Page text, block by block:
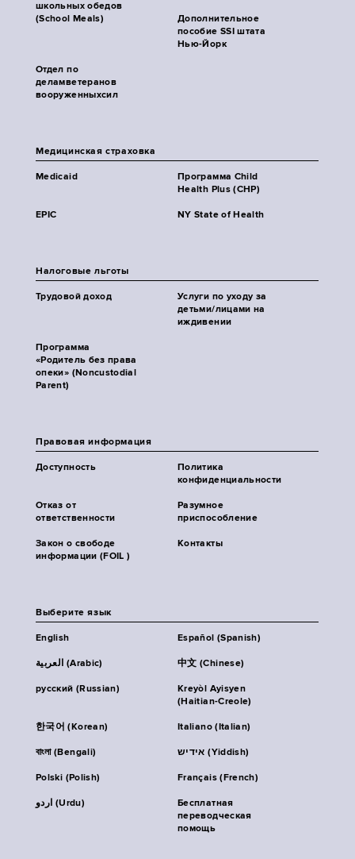
школьных обедов
(School Meals)
Дополнительное
пособие SSI штата
Нью-Йорк
Отдел по
деламветеранов
вооруженныхсил
Медицинская страховка
Medicaid
Программа Child
Health Plus (CHP)
EPIC NY State of Health
Налоговые льготы
Трудовой доход
Услуги по уходу за
детьми/лицами на
иждивении
Программа
«Родитель без права
опеки» (Noncustodial
Parent)
Правовая информация
Доступность
Политика
конфиденциальности
Отказ от
ответственности
Разумное
приспособление
Закон о свободе
информации (FOIL )
Контакты
Выберите язык
English Español (Spanish)
العربية (Arabic) 中文 (Chinese)
русский (Russian)
Kreyòl Ayisyen
(Haitian-Creole)
한국어 (Korean) Italiano (Italian)
বাংলা (Bengali) אידיש (Yiddish)
Polski (Polish) Français (French)
اردو (Urdu)
Бесплатная
переводческая
помощь